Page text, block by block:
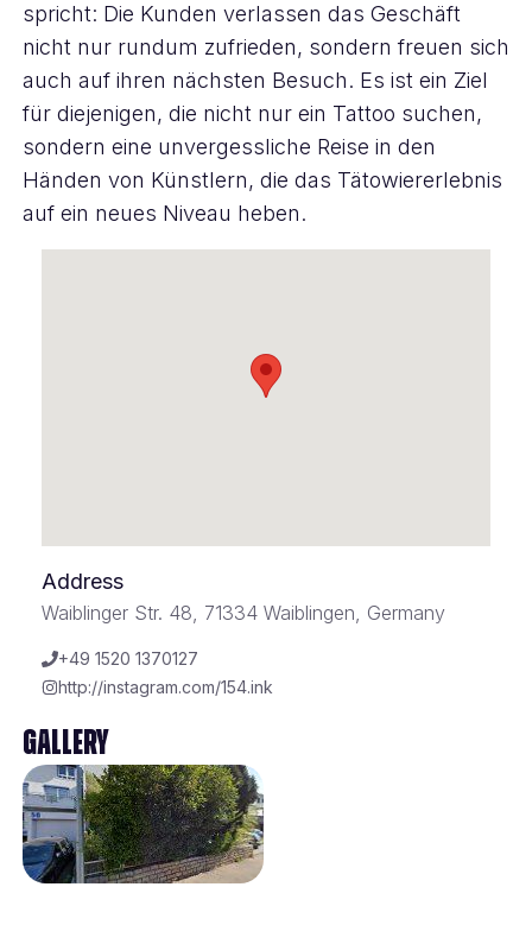
spricht: Die Kunden verlassen das Geschäft
nicht nur rundum zufrieden, sondern freuen sich
auch auf ihren nächsten Besuch. Es ist ein Ziel
für diejenigen, die nicht nur ein Tattoo suchen,
sondern eine unvergessliche Reise in den
Händen von Künstlern, die das Tätowiererlebnis
auf ein neues Niveau heben.
Address
Waiblinger Str. 48, 71334 Waiblingen, Germany
+49 1520 1370127
http://instagram.com/154.ink
Gallery